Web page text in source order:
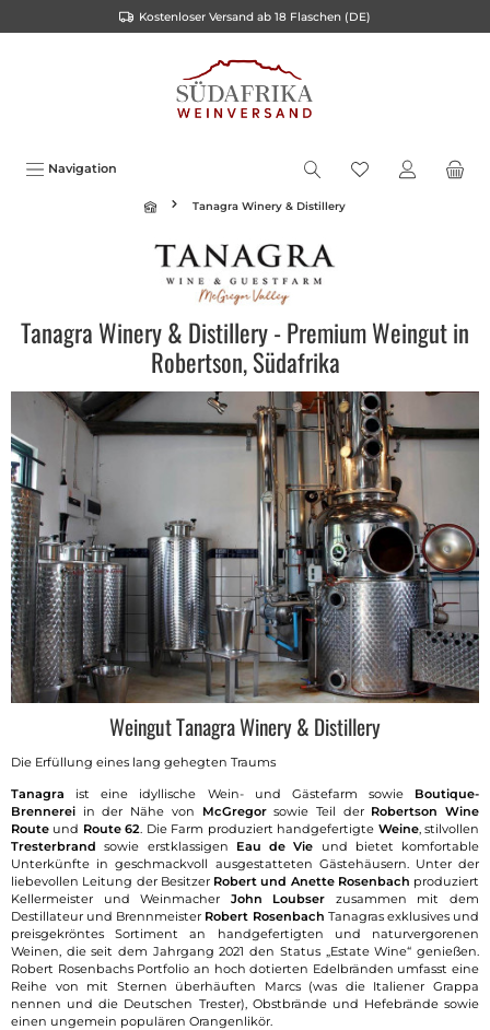
Kostenloser Versand ab 18 Flaschen (DE)
Navigation
Tanagra Winery & Distillery
Tanagra Winery & Distillery - Premium Weingut in
Robertson, Südafrika
Weingut Tanagra Winery & Distillery
Die Erfüllung eines lang gehegten Traums
Tanagra ist eine idyllische Wein- und Gästefarm sowieBoutique-
Brennerei in der Nähe von McGregorsowie Teil der Robertson Wine
Route und Route 62 . Die Farm produziert handgefertigte Weine, stilvollen
Tresterbrand sowie erstklassigen Eau de Vie und bietet komfortable
Unterkünfte in geschmackvoll ausgestatteten Gästehäusern. Unter der
liebevollen Leitung der Besitzer Robert und Anette Rosenbach produziert
Kellermeister und Weinmacher John Loubser zusammen mit dem
Destillateur und Brennmeister Robert Rosenbach Tanagras exklusives und
preisgekröntes Sortiment an handgefertigten und naturvergorenen
Weinen, die seit dem Jahrgang 2021 den Status „Estate Wine“ genießen.
Robert Rosenbachs Portfolio an hoch dotierten Edelbränden umfasst eine
Reihe von mit Sternen überhäuften Marcs (was die Italiener Grappa
nennen und die Deutschen Trester), Obstbrände und Hefebrände sowie
einen ungemein populären Orangenlikör.